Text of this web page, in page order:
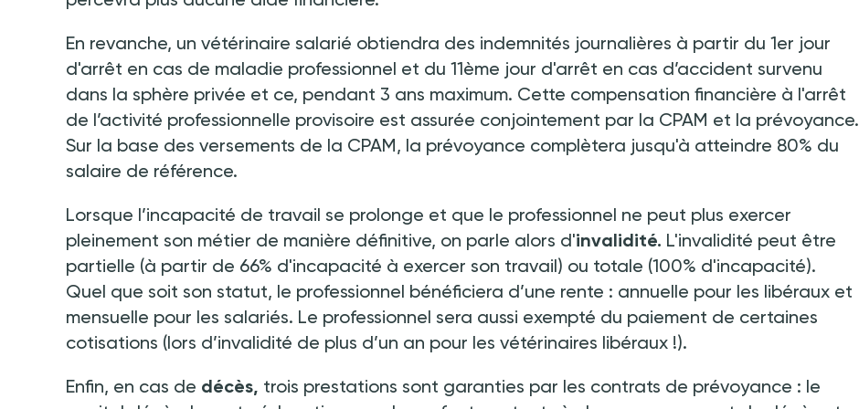
En revanche, un vétérinaire salarié obtiendra des indemnités journalières à partir du 1er jour
d'arrêt en cas de maladie professionnel et du 11ème jour d'arrêt en cas d’accident survenu
dans la sphère privée et ce, pendant 3 ans maximum. Cette compensation financière à l'arrêt
de l’activité professionnelle provisoire est assurée conjointement par la CPAM et la prévoyance.
Sur la base des versements de la CPAM, la prévoyance complètera jusqu'à atteindre 80% du
salaire de référence.
Lorsque l’incapacité de travail se prolonge et que le professionnel ne peut plus exercer
pleinement son métier de manière définitive, on parle alors d'invalidité. L'invalidité peut être
partielle (à partir de 66% d'incapacité à exercer son travail) ou totale (100% d'incapacité).
Quel que soit son statut, le professionnel bénéficiera d’une rente : annuelle pour les libéraux et
mensuelle pour les salariés. Le professionnel sera aussi exempté du paiement de certaines
cotisations (lors d’invalidité de plus d’un an pour les vétérinaires libéraux !).
Enfin, en cas de décès, trois prestations sont garanties par les contrats de prévoyance : le